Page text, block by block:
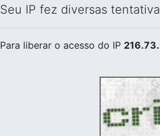
Seu IP fez diversas
Para liberar o acesso do IP